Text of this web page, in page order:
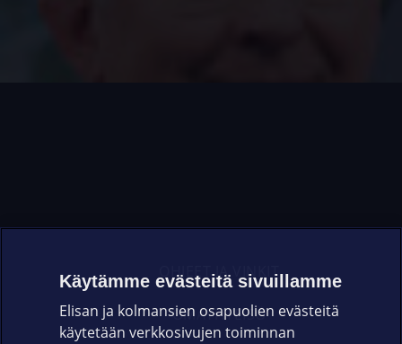
OHJEET JA VINKIT
OMAYHTEISÖ
Käytämme evästeitä sivuillamme
Elisan ja kolmansien osapuolien evästeitä
käytetään verkkosivujen toiminnan